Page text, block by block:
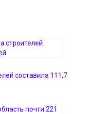
составила 111,7